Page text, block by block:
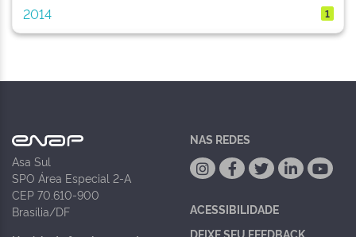
2014
1
Asa Sul
SPO Área Especial 2-A
CEP 70.610-900
Brasília/DF
NAS REDES
ACESSIBILIDADE
DEIXE SEU FEEDBACK